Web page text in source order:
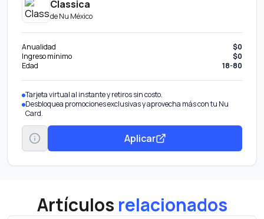
Classica
deNu México
Anualidad
$0
Ingreso mínimo
$0
Edad
18-80
Tarjeta virtual al instante y retiros sin costo.
Desbloquea promociones exclusivas y aprovecha más con tu Nu
Card.
Aplicar
Artículos relacionados